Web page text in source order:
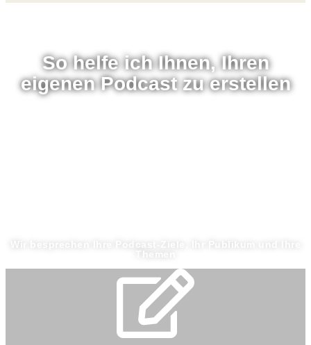
So helfe ich Ihnen, Ihren
eigenen Podcast zu erstellen
Wir besprechen Ihre Podcast-Ziele, Ihr Publikum und Ihre